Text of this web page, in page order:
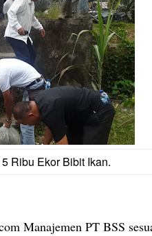
Ribu Ekor Bibit Ikan.
Manajemen PT BSS